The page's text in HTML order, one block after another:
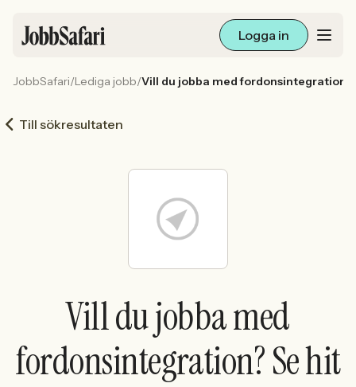
Logga in
Arbetsliv och karriär
För arbetsgivare
Sök med AI
Ny här? Skapa konto
JobbSafari/Lediga jobb/Vill du jobba med fordonsintegration?
Till sökresultaten
Vill du jobba med
fordonsintegration? Se hit